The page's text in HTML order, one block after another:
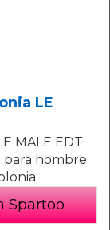
LE
MALE EDT
hombre.
Spartoo